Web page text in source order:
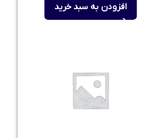
افزودن به سبد خرید